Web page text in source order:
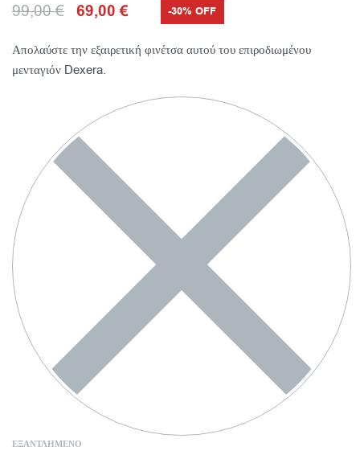
99,00€ 69,00€ -30% OFF
Απολαύστε την εξαιρετική φινέτσα αυτού του επιροδιωμένου
μενταγιόν Dexera.
ΕΞΑΝΤΛΗΜΈΝΟ